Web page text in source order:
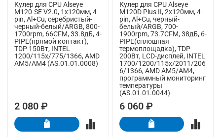
Кулер для CPU Alseye
M120-SE V2.0, 1х120мм, 4-
pin, Al+Cu, серебристый-
черный-белый/ARGB, 800-
1700rpm, 66CFM, 33.8дБ, 4-
PIPE(прямой контакт),
TDP 150Вт, INTEL
1200/115x/775/1366, AMD
AM5/AM4 (AS.01.01.0008)
2 080 ₽
Кулер для CPU Alseye
M120D Plus II, 2х120мм, 4-
pin, Al+Cu, черный-
белый/ARGB, 700-
1900rpm, 73.7CFM, 38дБ, 6-
PIPE(сплошная
термоплощадка), TDP
200Вт, LCD-дисплей, INTEL
1700/1200/115x/2011/206
6/1366, AMD AM5/AM4,
программный мониторинг
температуры
(AS.01.01.0044)
6 060 ₽